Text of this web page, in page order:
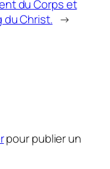
du Corps et
du Christ. →
pour publier un